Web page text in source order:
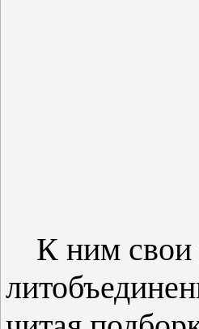
К ним свои